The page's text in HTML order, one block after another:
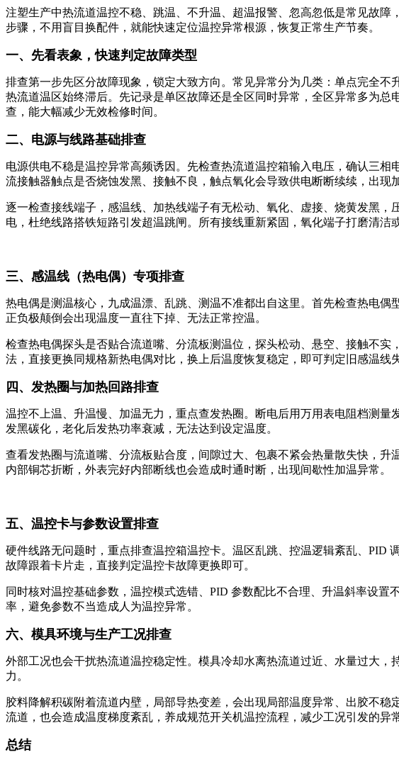
注塑生产中热流道温控不稳、跳温、不升温、超温报警、忽高忽低是常见故
步骤，不用盲目换配件，就能快速定位温控异常根源，恢复正常生产节奏。
一、先看表象，快速判定故障类型
排查第一步先区分故障现象，锁定大致方向。常见异常分为几类：单点完全
热流道温区始终滞后。先记录是单区故障还是全区同时异常，全区异常多为
查，能大幅减少无效检修时间。
二、电源与线路基础排查
电源供电不稳是温控异常高频诱因。先检查热流道温控箱输入电压，确认三
流接触器触点是否烧蚀发黑、接触不良，触点氧化会导致供电断断续续，出现
逐一检查接线端子，感温线、加热线端子有无松动、氧化、虚接、烧黄发黑
电，杜绝线路搭铁短路引发超温跳闸。所有接线重新紧固，氧化端子打磨清洁
三、感温线（热电偶）专项排查
热电偶是测温核心，九成温漂、乱跳、测温不准都出自这里。首先检查热电
正负极颠倒会出现温度一直往下掉、无法正常控温。
检查热电偶探头是否贴合流道嘴、分流板测温位，探头松动、悬空、接触不
法，直接更换同规格新热电偶对比，换上后温度恢复稳定，即可判定旧感温线
四、发热圈与加热回路排查
温控不上温、升温慢、加温无力，重点查发热圈。断电后用万用表电阻档测
发黑碳化，老化后发热功率衰减，无法达到设定温度。
查看发热圈与流道嘴、分流板贴合度，间隙过大、包裹不紧会热量散失快，
内部铜芯折断，外表完好内部断线也会造成时通时断，出现间歇性加温异常。
五、温控卡与参数设置排查
硬件线路无问题时，重点排查温控箱温控卡。温区乱跳、控温逻辑紊乱、PID
故障跟着卡片走，直接判定温控卡故障更换即可。
同时核对温控基础参数，温控模式选错、PID 参数配比不合理、升温斜率设
率，避免参数不当造成人为温控异常。
六、模具环境与生产工况排查
外部工况也会干扰热流道温控稳定性。模具冷却水离热流道过近、水量过大
力。
胶料降解积碳附着流道内壁，局部导热变差，会出现局部温度异常、出胶不
流道，也会造成温度梯度紊乱，养成规范开关机温控流程，减少工况引发的异常
总结